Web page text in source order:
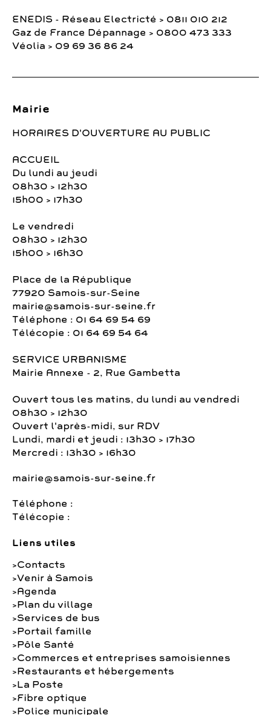
ENEDIS - Réseau Electricté > 0811 010 212
Gaz de France Dépannage > 0800 473 333
Véolia > 09 69 36 86 24
Mairie
HORAIRES D'OUVERTURE AU PUBLIC
ACCUEIL
Du lundi au jeudi
08h30 > 12h30
15h00 > 17h30
Le vendredi
08h30 > 12h30
15h00 > 16h30
Place de la République
77920 Samois-sur-Seine
mairie@samois-sur-seine.fr
Téléphone : 01 64 69 54 69
Télécopie : 01 64 69 54 64
SERVICE URBANISME
Mairie Annexe - 2, Rue Gambetta
Ouvert tous les matins, du lundi au vendredi
08h30 > 12h30
Ouvert l'après-midi, sur RDV
Lundi, mardi et jeudi : 13h30 > 17h30
Mercredi : 13h30 > 16h30
mairie@samois-sur-seine.fr
Téléphone :
Télécopie :
Liens utiles
Contacts
Venir à Samois
Agenda
Plan du village
Services de bus
Portail famille
Pôle Santé
Commerces et entreprises samoisiennes
Restaurants et hébergements
La Poste
Fibre optique
Police municipale